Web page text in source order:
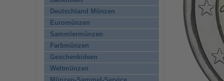
Deutschland Münzen
Euromünzen
Sammlermünzen
Farbmünzen
Geschenkideen
Weltmünzen